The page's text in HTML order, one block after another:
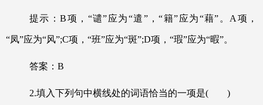
提示：B项， “谴”应为“遣”，“籍”应为“藉” 。 A 项，
“凤”应为“风”;C项， “班”应为“斑”;D项， “瑕”应为“暇”。
答案： B
2.填入下列句中横线处的词语恰当的一项是( )